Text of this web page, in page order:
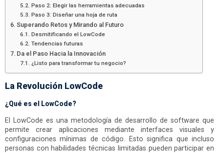
Paso 2: Elegir las herramientas adecuadas
Paso 3: Diseñar una hoja de ruta
Superando Retos y Mirando al Futuro
Desmitificando el LowCode
Tendencias futuras
Da el Paso Hacia la Innovación
¿Listo para transformar tu negocio?
La Revolución LowCode
¿Qué es el LowCode?
El LowCode es una metodología de desarrollo de software que
permite crear aplicaciones mediante interfaces visuales y
configuraciones mínimas de código. Esto significa que incluso
personas con habilidades técnicas limitadas pueden participar en